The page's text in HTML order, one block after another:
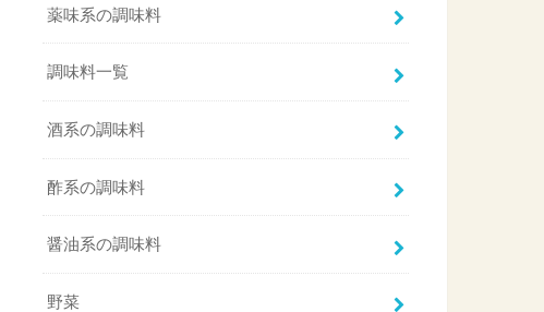
薬味系の調味料
調味料一覧
酒系の調味料
酢系の調味料
醤油系の調味料
野菜